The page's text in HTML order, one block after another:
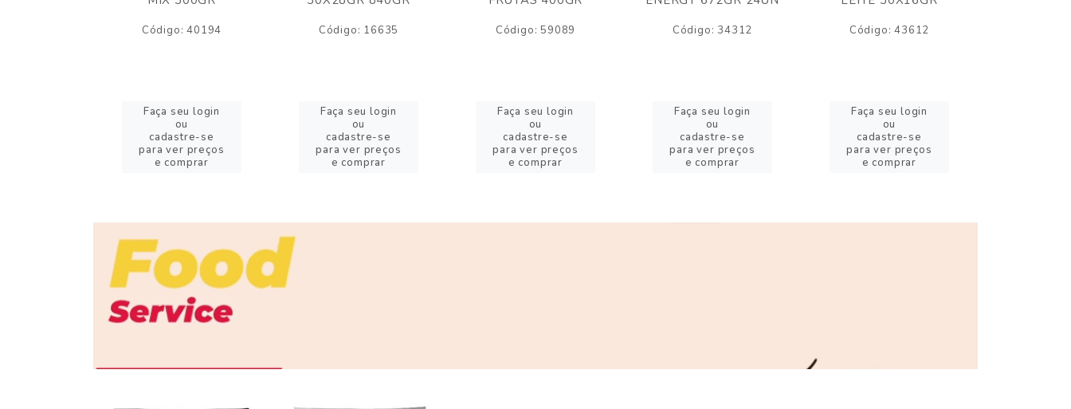
Código: 40194
Faça seu login
ou
cadastre-se
para ver preços
e comprar
Código: 16635
Faça seu login
ou
cadastre-se
para ver preços
e comprar
Código: 59089
Faça seu login
ou
cadastre-se
para ver preços
e comprar
Código: 34312
Faça seu login
ou
cadastre-se
para ver preços
e comprar
Código: 43612
Faça seu login
ou
cadastre-se
para ver preços
e comprar